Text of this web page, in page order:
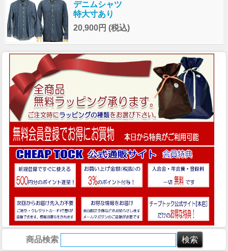
デニムシャツ
特大寸あり
20,900円 (税込)
商品検索